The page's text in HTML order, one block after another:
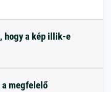
hogy a kép illik-e
megfelelő